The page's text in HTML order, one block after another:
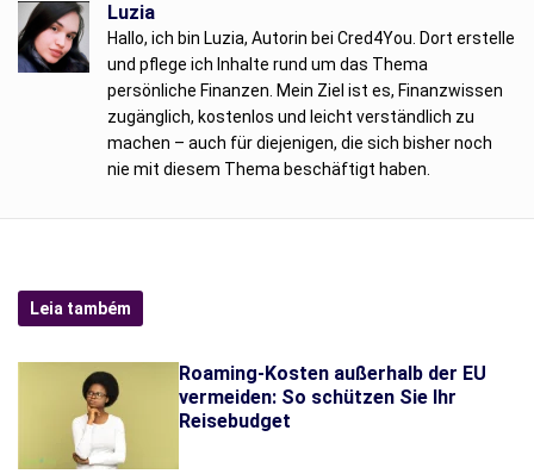
Luzia
Hallo, ich bin Luzia, Autorin bei Cred4You. Dort erstelle
und pflege ich Inhalte rund um das Thema
persönliche Finanzen. Mein Ziel ist es, Finanzwissen
zugänglich, kostenlos und leicht verständlich zu
machen – auch für diejenigen, die sich bisher noch
nie mit diesem Thema beschäftigt haben.
Leia também
Roaming-Kosten außerhalb der EU
vermeiden: So schützen Sie Ihr
Reisebudget